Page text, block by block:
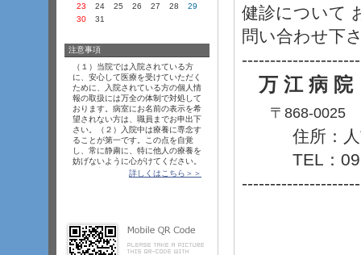
健診について
問い合わ
万 江 病 院
〒868-0025
住所：人吉
TEL：
23
24 25 26 27 28
29
30
31
注意事項
（１ ­）当院では入院されている方
に、安心して医療を受けていただく
ために、入院されている方の個人情
報の取扱には万全の体制で対処して
おります。病室にお名前の表示を希
望されない方は、職員までお申出下
さい。（２ ­）入院中は療養に専念す
ることが第一です。この点を自覚
し、常に静粛に、特に他人の療養を
妨げないように心がけてください。
­）入院中は一日でも早く回復し
て病棟看護師を通じ担当医の許可を
受けてください。（５­）電気器具・
暖房器具の使用には、病院長の許可
詳しくはこちら＞＞